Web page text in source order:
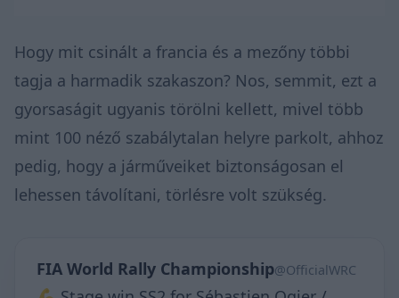
Hogy mit csinált a francia és a mezőny többi
tagja a harmadik szakaszon? Nos, semmit, ezt a
gyorsaságit ugyanis törölni kellett, mivel több
mint 100 néző szabálytalan helyre parkolt, ahhoz
pedig, hogy a járműveiket biztonságosan el
lehessen távolítani, törlésre volt szükség.
FIA World Rally Championship@OfficialWRC